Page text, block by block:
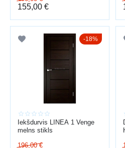
UZSTĀDĪŠANA
konsultācija → uzmērīšana → izvēle
Baltijas durvis — vairāk nekā 15
tirdzniecībā un uzstādīšanā visā
Profesionāla montāža nodrošina
daudzu gadu garumā.
155,00 €
18%
Iekšdurvis LINEA 1 Venge
melns stikls
196,00 €